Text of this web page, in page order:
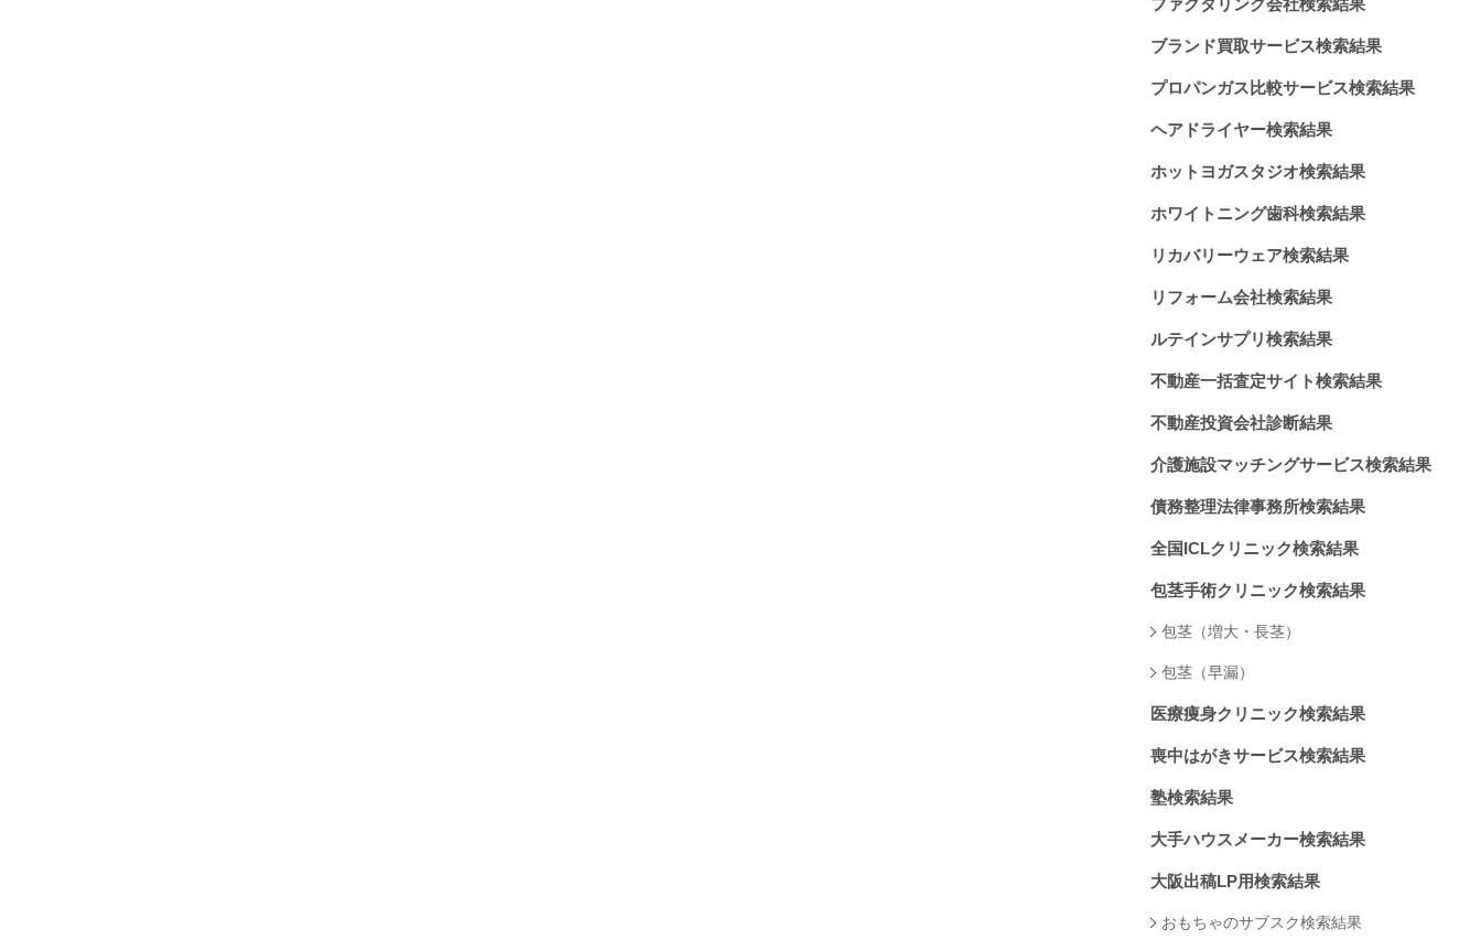
ファクタリング会社検索結果
ブランド買取サービス検索結果
プロパンガス比較サービス検索結果
ヘアドライヤー検索結果
ホットヨガスタジオ検索結果
ホワイトニング歯科検索結果
リカバリーウェア検索結果
リフォーム会社検索結果
ルテインサプリ検索結果
不動産一括査定サイト検索結果
不動産投資会社診断結果
介護施設マッチングサービス検索結果
債務整理法律事務所検索結果
全国ICLクリニック検索結果
包茎手術クリニック検索結果
包茎（増大・長茎）
包茎（早漏）
医療痩身クリニック検索結果
喪中はがきサービス検索結果
塾検索結果
大手ハウスメーカー検索結果
大阪出稿LP用検索結果
おもちゃのサブスク検索結果